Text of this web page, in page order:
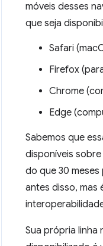
móveis desses
que seja
Safari
Firefox
Chrome
Edge
Sabemos que
disponíveis
do que 30
antes disso, mas
Sua própria linha